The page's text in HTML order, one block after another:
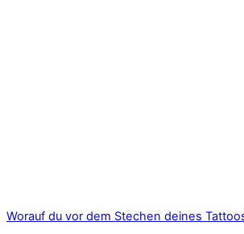
Worauf du vor dem Stechen deines